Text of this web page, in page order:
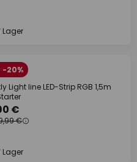
Lager
-20%
Light line LED-Strip RGB 1,5m
€
€
Lager